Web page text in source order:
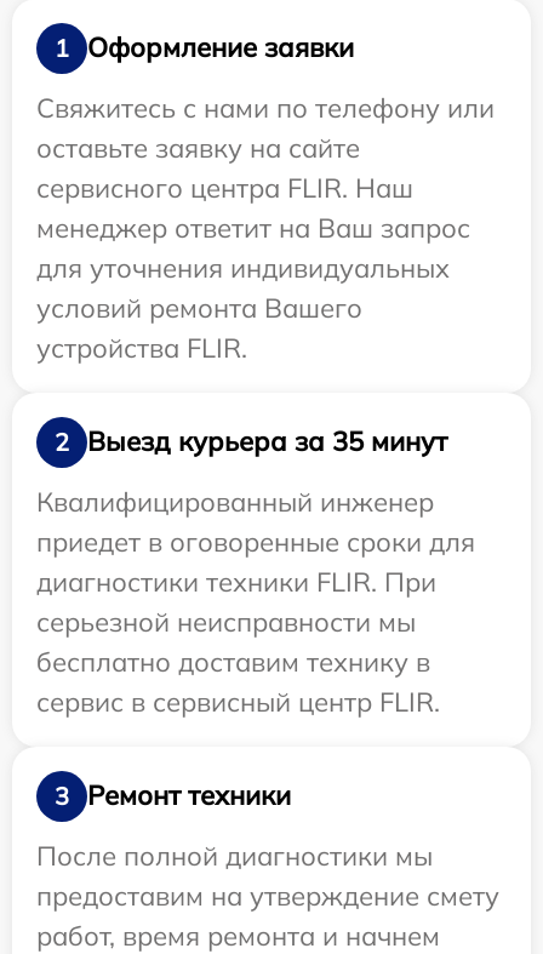
1
Оформление заявки
Свяжитесь с нами по телефону или
оставьте заявку на сайте
сервисного центра FLIR. Наш
менеджер ответит на Ваш запрос
для уточнения индивидуальных
условий ремонта Вашего
устройства FLIR.
2
Выезд курьера за 35 минут
Квалифицированный инженер
приедет в оговоренные сроки для
диагностики техники FLIR. При
серьезной неисправности мы
бесплатно доставим технику в
сервис в сервисный центр FLIR.
3
Ремонт техники
После полной диагностики мы
предоставим на утверждение смету
работ, время ремонта и начнем